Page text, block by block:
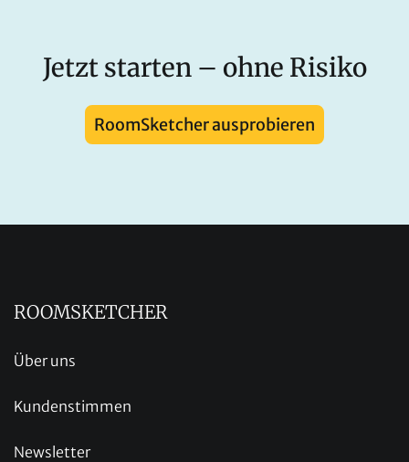
Jetzt starten – ohne Risiko
RoomSketcher ausprobieren
ROOMSKETCHER
Über uns
Kundenstimmen
Newsletter